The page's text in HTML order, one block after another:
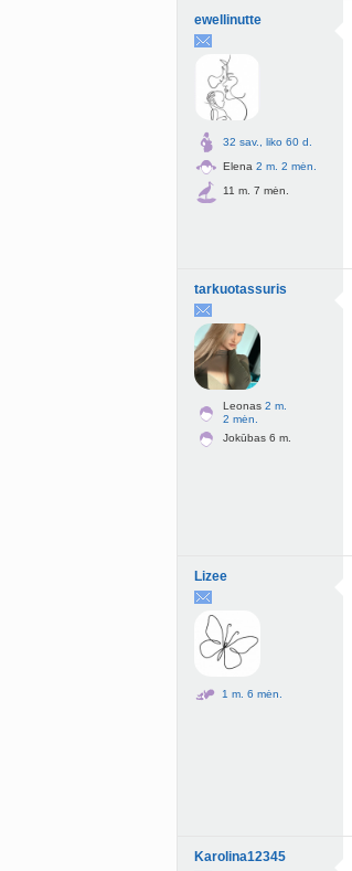
ewellinutte
32 sav., liko 60 d.
Elena 2 m. 2 mėn.
11 m. 7 mėn.
tarkuotassuris
Leonas 2 m.
2 mėn.
Jokūbas 6 m.
Lizee
1 m. 6 mėn.
Karolina12345